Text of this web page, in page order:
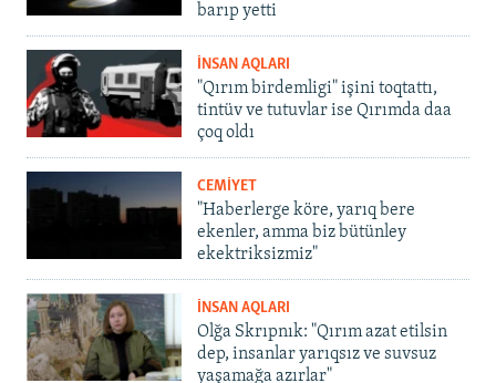
barıp yetti
İNSAN AQLARI
"Qırım birdemligi" işini toqtattı,
tintüv ve tutuvlar ise Qırımda daa
çoq oldı
CEMİYET
"Haberlerge köre, yarıq bere
ekenler, amma biz bütünley
ekektriksizmiz"
İNSAN AQLARI
Olğa Skrıpnık: "Qırım azat etilsin
dep, insanlar yarıqsız ve suvsuz
yaşamağa azırlar"